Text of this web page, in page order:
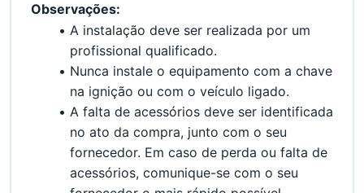
Observações:
A instalação deve ser realizada por um
profissional qualificado.
Nunca instale o equipamento com a chave
na ignição ou com o veículo ligado.
A falta de acessórios deve ser identificada
no ato da compra, junto com o seu
fornecedor. Em caso de perda ou falta de
acessórios, comunique-se com o seu